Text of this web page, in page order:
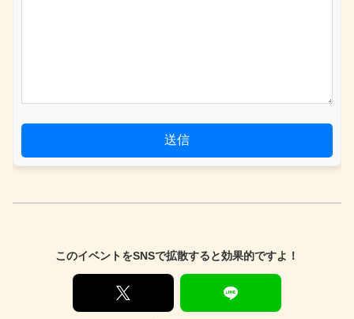
送信
このイベントをSNSで拡散すると効果的ですよ！